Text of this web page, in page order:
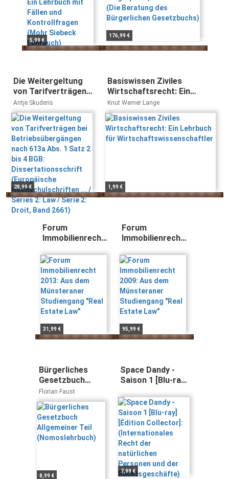
Lehrbuch)
5,99 €
Gesetzbuchs)
176,99 €
Die Weitergeltung
von Tarifverträgen
bei
Betriebsübergängen
nach 613a Abs. 1
Satz 2 bis 4 BGB:
Dissertationsschrift
(Europäische
Hochschulschriften
... / Series 2: Law /
Série 2: Droit, Band
2661)
Antje Skuderis
28,99 €
Basiswissen Ziviles
Wirtschaftsrecht: Ein
Lehrbuch für
Wirtschaftswissenschaftler
Knut Werner Lange
1,99 €
Forum
Immobilienrecht
Münsteraner
Studiengang
"Real Estate
Law"
31,99 €
Forum
Immobilienrecht
Münsteraner
Studiengang
"Real Estate
Law"
95,99 €
Bürgerliches
Gesetzbuch
Allgemeiner Teil
(Nomoslehrbuch)
Florian Faust
8,99 €
Space Dandy -
Saison 1 [Blu-ray]
Collector]:
(Internationales
Recht der
natürlichen
Personen und der
Rechtsgeschäfte)
7,99 €